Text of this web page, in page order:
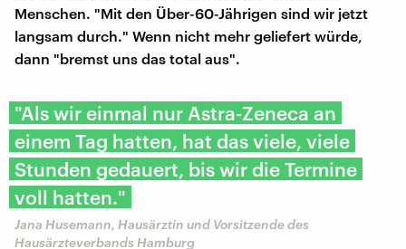
Menschen. "Mit den Über-60-Jährigen sind wir jetzt
langsam durch." Wenn nicht mehr geliefert würde,
dann "bremst uns das total aus".
"Als wir einmal nur Astra-Zeneca an
einem Tag hatten, hat das viele, viele
Stunden gedauert, bis wir die Termine
voll hatten."
Jana Husemann, Hausärztin und Vorsitzende des
Hausärzteverbands Hamburg